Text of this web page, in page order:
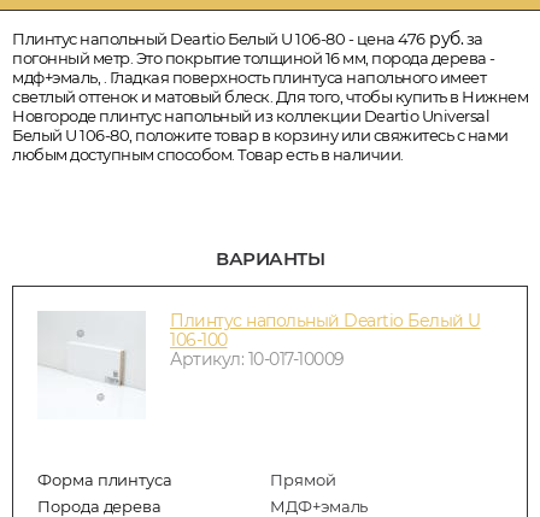
Плинтус напольный Deartio Белый U 106-80 - цена 476руб.за
погонный метр. Это покрытие толщиной 16 мм, порода дерева -
мдф+эмаль, . Гладкая поверхность плинтуса напольного имеет
светлый оттенок и матовый блеск. Для того, чтобы купить в Нижнем
Новгороде плинтус напольный из коллекции Deartio Universal
Белый U 106-80, положите товар в корзину или свяжитесь с нами
любым доступным способом. Товар есть в наличии.
ВАРИАНТЫ
Плинтус напольный Deartio Белый U
106-100
Артикул: 10-017-10009
Форма плинтуса
Прямой
Порода дерева
МДФ+эмаль